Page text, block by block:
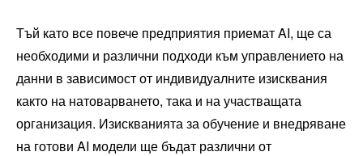
Тъй като все повече предприятия приемат AI, ще са
необходими и различни подходи към управлението на
данни в зависимост от индивидуалните изисквания
както на натоварването, така и на участващата
организация. Изискванията за обучение и внедряване
на готови AI модели ще бъдат различни от